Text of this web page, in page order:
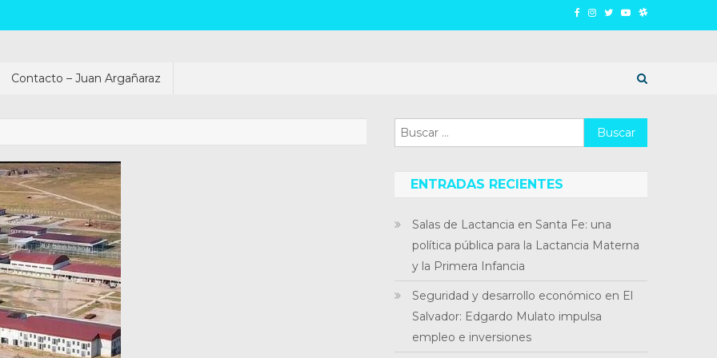
Contacto – Juan Argañaraz
Buscar:
ENTRADAS RECIENTES
Salas de Lactancia en Santa Fe: una
política pública para la Lactancia Materna
y la Primera Infancia
Seguridad y desarrollo económico en El
Salvador: Edgardo Mulato impulsa
empleo e inversiones